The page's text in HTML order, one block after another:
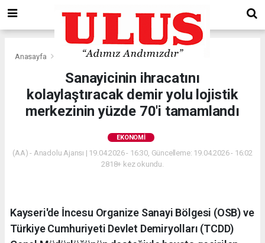
Anasayfa Ekonomi
Sanayicinin ihracatını
kolaylaştıracak demir yolu lojistik
merkezinin yüzde 70'i tamamlandı
EKONOMI
(AA) - Anadolu Ajansı | 19.04.2026 - 16:30, Güncelleme: 19.04.2026 - 16:02
2818+ kez okundu.
Kayseri'de İncesu Organize Sanayi Bölgesi (OSB) ve
Türkiye Cumhuriyeti Devlet Demiryolları (TCDD)